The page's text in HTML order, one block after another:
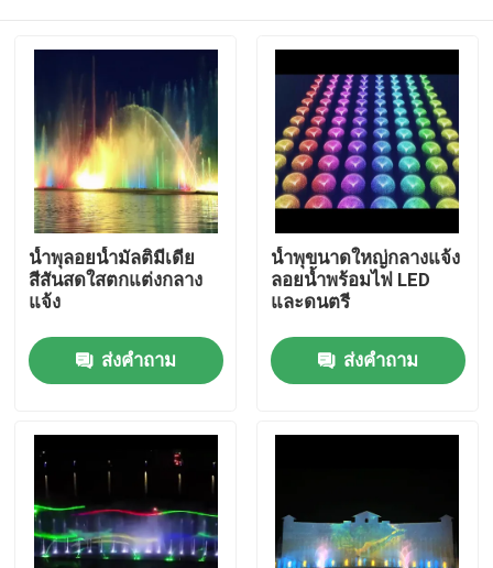
บ้าน
ผลิตภัณฑ์
น้ำพุลอยน้ำมัลติมีเดีย
สีสันสดใสตกแต่งกลาง
แจ้ง
ส่งคำถาม
น้ำพุขนาดใหญ่กลางแจ้ง
ลอยน้ำพร้อมไฟ LED
และดนตรี
ส่งคำถาม